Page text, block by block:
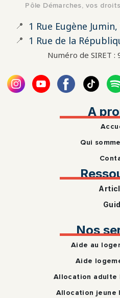
Pôle Démarches, vos
📍 1 Rue Eugène
📍 1 Rue de la
Numéro de SIRET
A
Qui
Nos
Aide au
Aide
Allocation adulte
Allocation jeune